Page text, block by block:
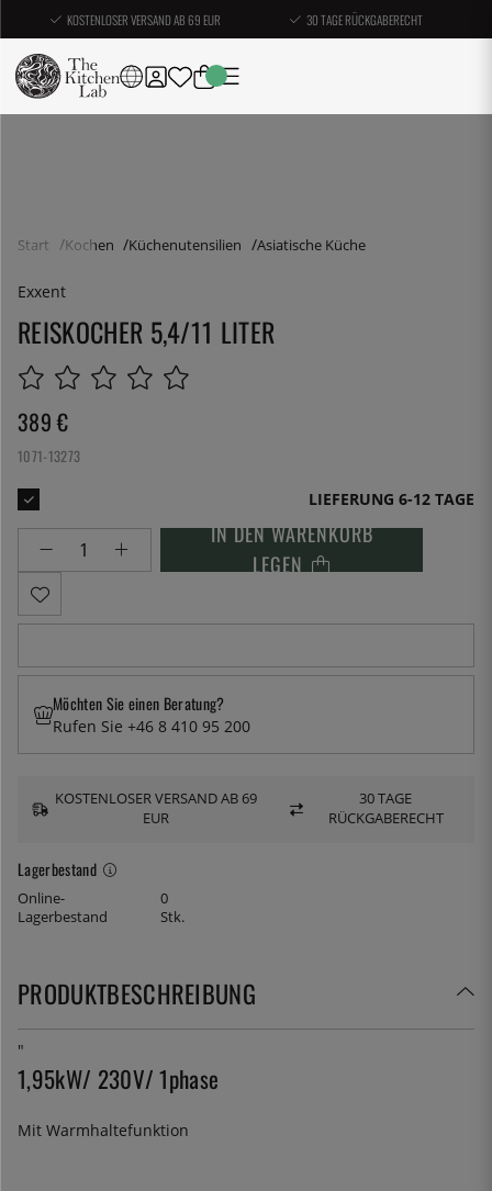
KOSTENLOSER VERSAND AB 69 EUR 30 TAGE RÜCKGABERECHT
Start Kochen Küchenutensilien Asiatische Küche
Exxent
REISKOCHER 5,4/11 LITER
389 €
1071-13273
LIEFERUNG 6-12 TAGE
IN DEN WARENKORB
LEGEN
Lagerbestand
Online-
Lagerbestand
0
Stk.
Möchten Sie einen Beratung?
Rufen Sie +46 8 410 95 200
KOSTENLOSER VERSAND AB 69
EUR
30 TAGE
RÜCKGABERECHT
PRODUKTBESCHREIBUNG
"
1,95kW/ 230V/ 1phase
Mit Warmhaltefunktion